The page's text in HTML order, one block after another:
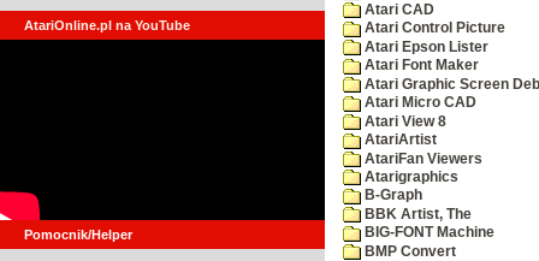
AtariOnline.pl na YouTube
Pomocnik/Helper
Atari CAD
Atari Control Picture
Atari Epson Lister
Atari Font Maker
Atari Graphic Screen
Atari Micro CAD
Atari View 8
AtariArtist
AtariFan Viewers
Atarigraphics
B-Graph
BBK Artist, The
BIG-FONT Machine
BMP Convert